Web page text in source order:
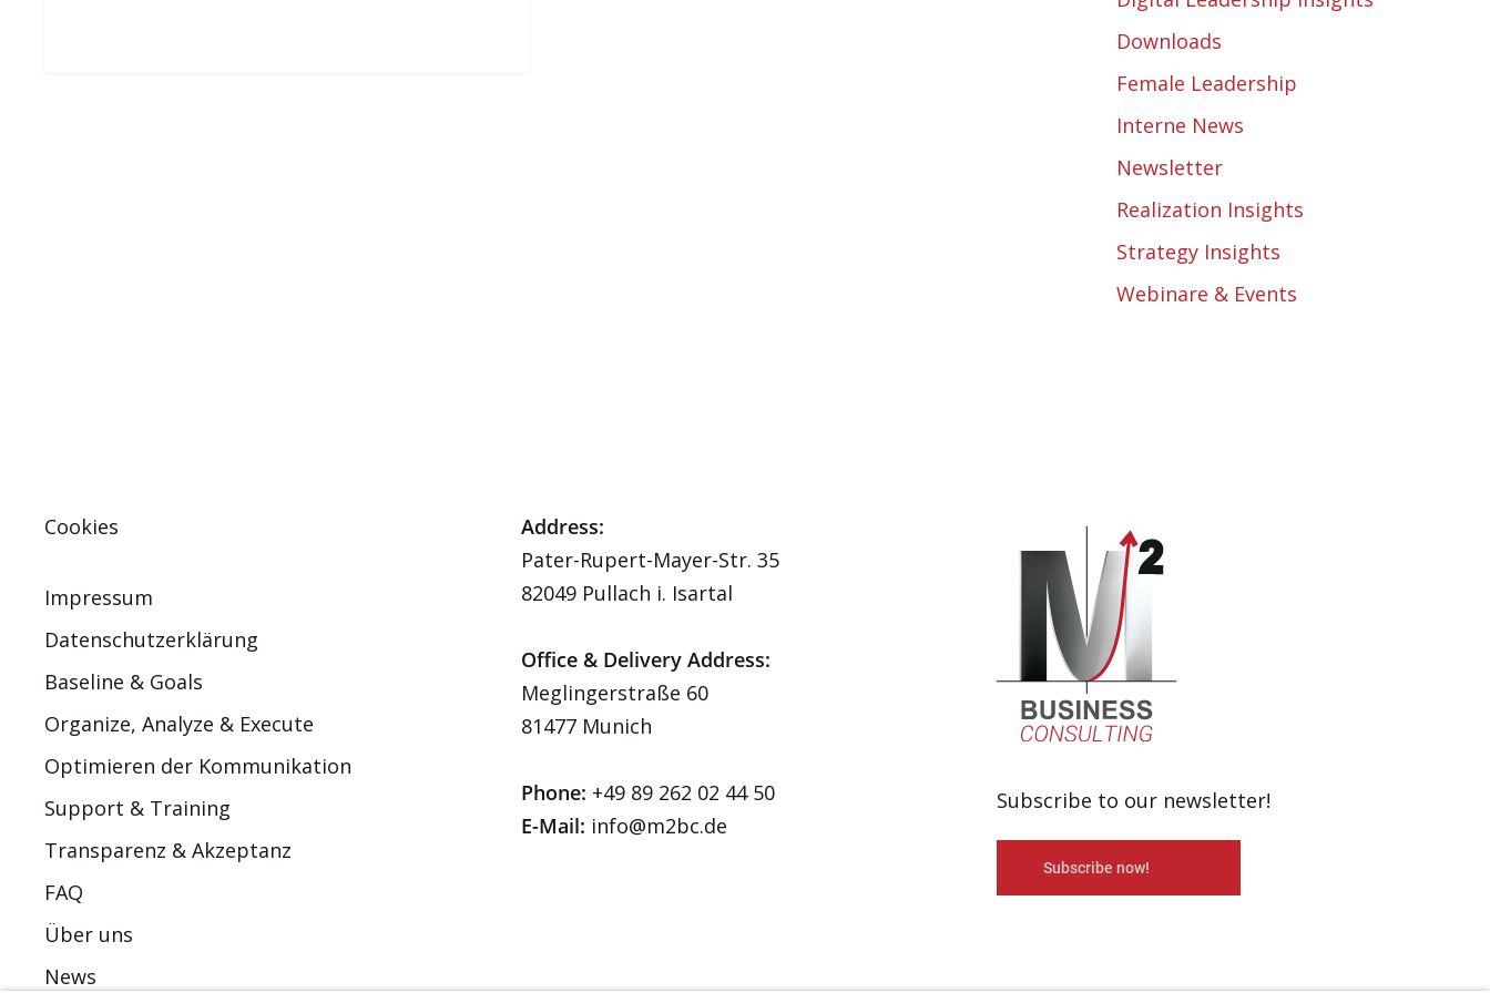
Downloads
Female Leadership
Interne News
Newsletter
Realization Insights
Strategy Insights
Webinare & Events
Cookies
Impressum
Datenschutzerklärung
Baseline & Goals
Organize, Analyze & Execute
Optimieren der Kommunikation
Support & Training
Transparenz & Akzeptanz
FAQ
Über uns
News
Address:
Pater-Rupert-Mayer-Str. 35
82049 Pullach i. Isartal
Office & Delivery Address:
Meglingerstraße 60
81477 Munich
Phone: +49 89 262 02 44 50
E-Mail: info@m2bc.de
Subscribe to our newsletter!
Subscribe now!